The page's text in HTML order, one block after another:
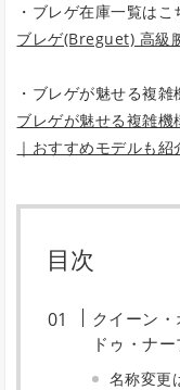
・ブレゲ在庫一覧はこ
ブレゲ(Breguet) 高級
・ブレゲが魅せる複雑
ブレゲが魅せる複雑
｜おすすめモデルも紹
目次
クイーン
ドゥ・ナ
名称変更